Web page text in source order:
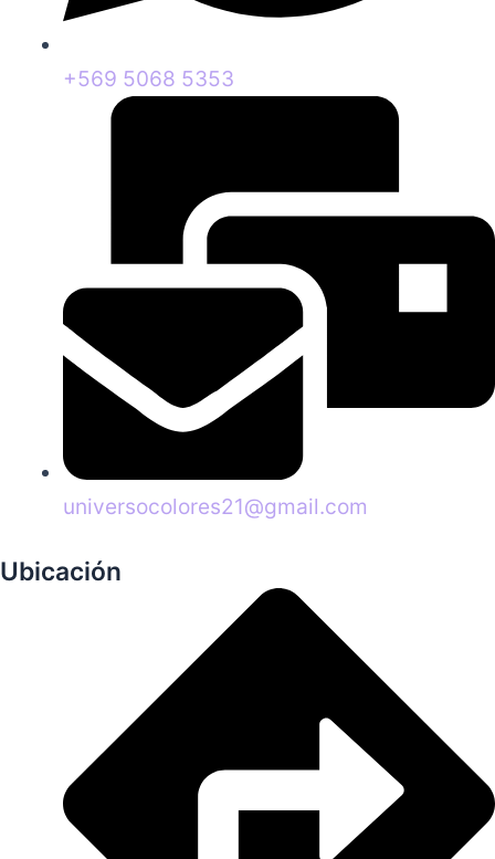
+569 5068 5353
universocolores21@gmail.com
Ubicación